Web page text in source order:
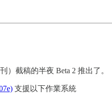
）截稿的半夜 Beta 2 推出了。
支援以下作業系統